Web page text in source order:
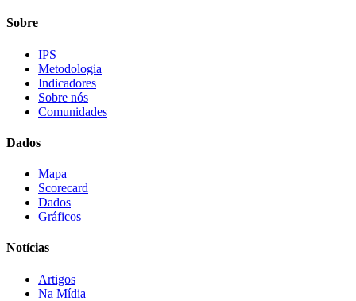
Sobre
IPS
Metodologia
Indicadores
Sobre nós
Comunidades
Dados
Mapa
Scorecard
Dados
Gráficos
Notícias
Artigos
Na Mídia